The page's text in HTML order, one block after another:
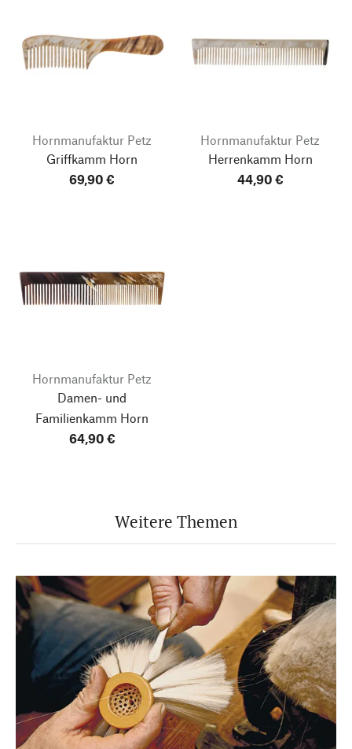
Hornmanufaktur Petz
Griffkamm Horn
69,90 €
Hornmanufaktur Petz
Herrenkamm Horn
44,90 €
Hornmanufaktur Petz
Damen- und
Familienkamm Horn
64,90 €
Weitere Themen